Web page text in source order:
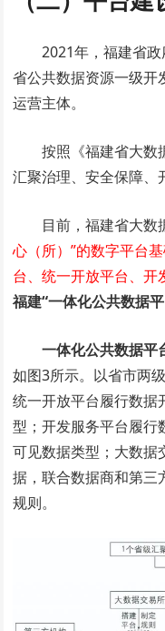
2021年，福建省
省公共数据资源一级开
运营主体。
按照《福建省大数
汇聚治理、安全保障、
目前，福建省大数
心（所）”的数字平台
台、统一开放平台、开
福建“一体化公共数据平
一体化公共数据平
如图3所示。以省市两
统一开放平台履行数据
型；开发服务平台履行
可见数据类型；大数据
据，联合数据商和第三
规则。